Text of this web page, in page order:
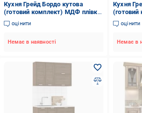
Кухня Грейд Бордо кутова
(готовий комплект) МДФ плівка
240 см ×200дуб платиновий/
дерево карбон
оцінити
Немає в наявності
Кухня
340 см
карбон
оцінити
Немає в